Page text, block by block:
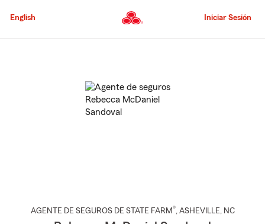
al
principal
English Iniciar Sesión
AGENTE DE SEGUROS DE STATE FARM®, ASHEVILLE, NC